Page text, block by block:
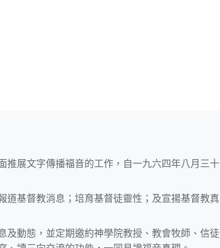
推展文字傳播福音的工作，自一九六四年八月三十
道基督教消息；培育基督徒靈性；及宣揚基督教真
及動態，並定期邀約神學院教授、教會牧師、信徒